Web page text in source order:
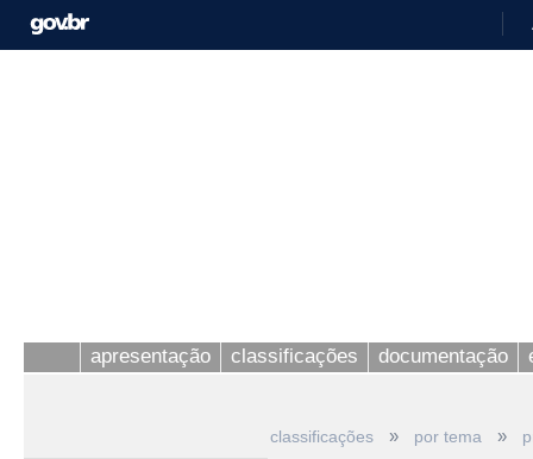
apresentação classificações documentação
classificações » por tema »